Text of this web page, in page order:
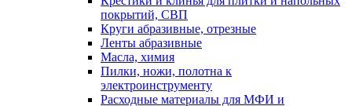
покрытий, СВП
Круги абразивные, отрезные
Ленты абразивные
Масла, химия
Пилки, ножи, полотна к
электроинструменту
Расходные материалы для МФИ и